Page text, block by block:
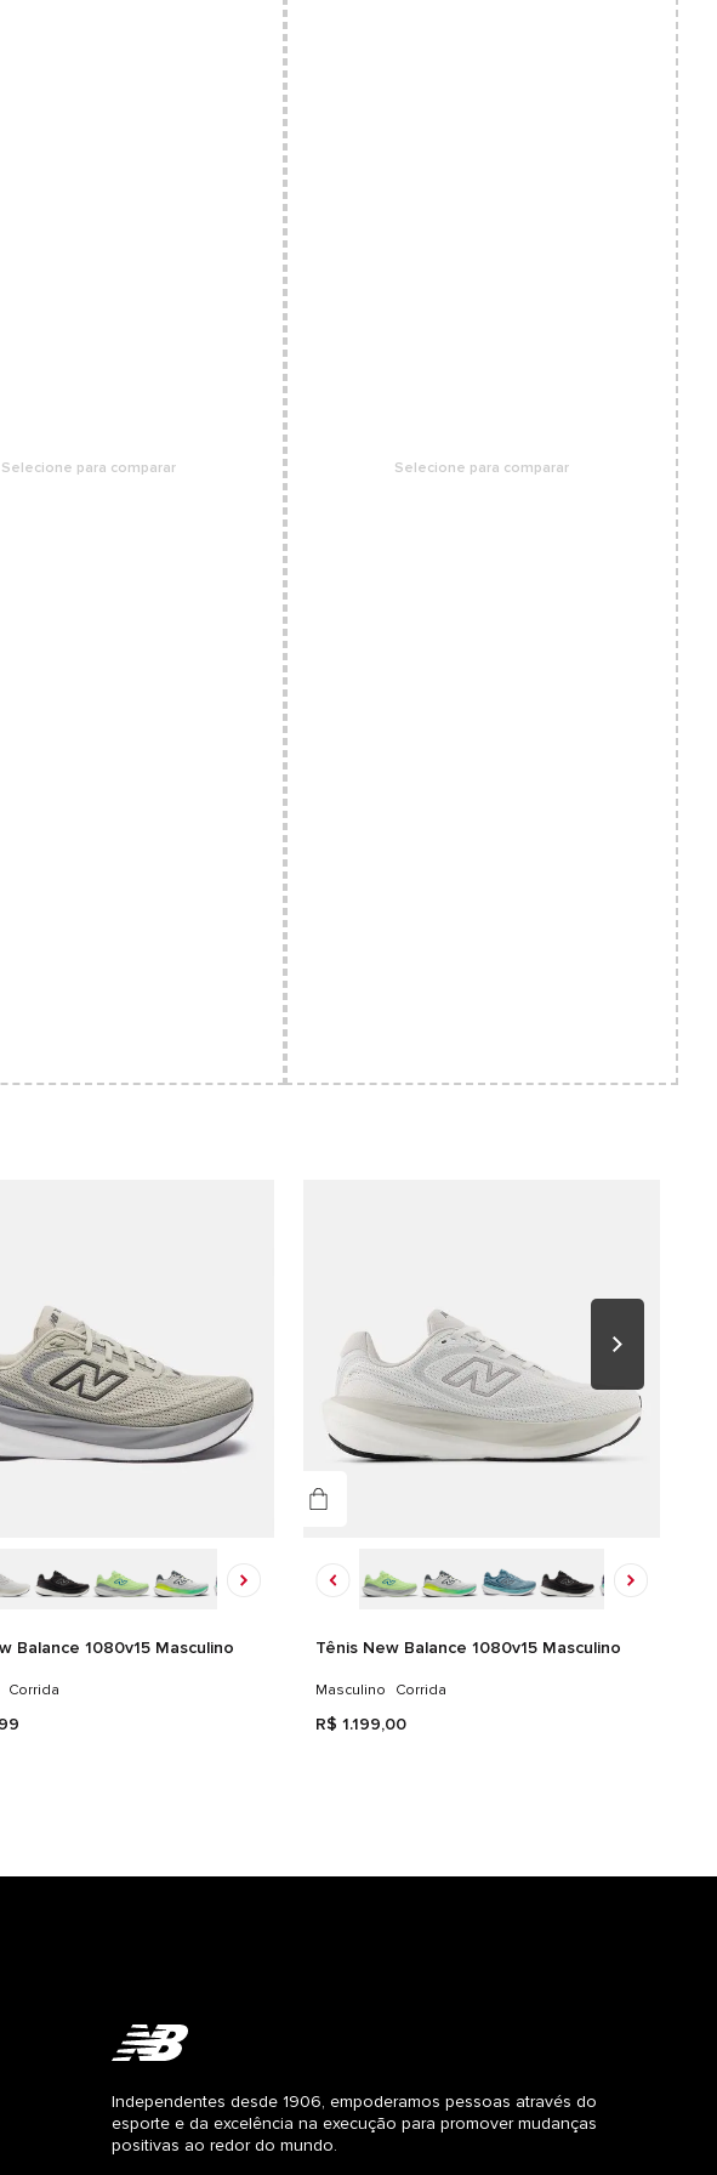
Selecione para comparar Selecione para comparar
Balance 1080v15 Masculino
Corrida
99
Tênis New Balance 1080v15 Masculino
Masculino Corrida
R$ 1.199,00
Independentes desde 1906, empoderamos pessoas através do
esporte e da excelência na execução para promover mudanças
positivas ao redor do mundo.